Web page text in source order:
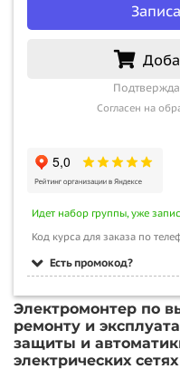
Согласен на
Идет набор группы, уже
Код курса для заказа по
Есть промокод?
Электромонтер по
ремонту и
защиты и
электрических сетях